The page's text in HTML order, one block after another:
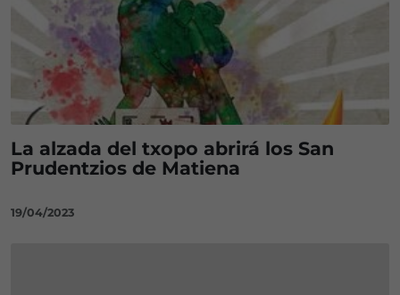
La alzada del txopo abrirá los San
Prudentzios de Matiena
19/04/2023